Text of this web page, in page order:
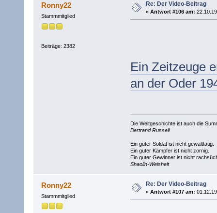
Ronny22
Stammmitglied
Beiträge: 2382
Re: Der Video-Beitrag
« Antwort #106 am:
Ein Zeitzeuge
an der Oder
Die Weltgeschichte ist auch die
Bertrand Russell
Ein guter Soldat ist nicht gewalttätig.
Ein guter Kämpfer ist nicht zornig.
Ein guter Gewinner ist nicht
Shaolin-Weisheit
Ronny22
Stammmitglied
Re: Der Video-Beitrag
« Antwort #107 am: